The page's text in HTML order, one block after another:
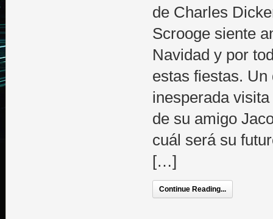
de Charles
Scrooge siente
Navidad y por
estas fiestas.
inesperada
de su amigo
cuál será su
[…]
Continue Reading...